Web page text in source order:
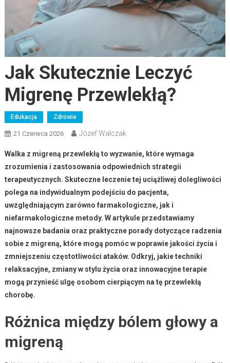
Jak Skutecznie Leczyć
Migrenę Przewlekłą?
Edukacja Zdrowie
21 Czerwca 2026 Józef Walczak
Walka z migreną przewlekłą to wyzwanie, które wymaga
zrozumienia i zastosowania odpowiednich strategii
terapeutycznych. Skuteczne leczenie tej uciążliwej dolegliwości
polega na indywidualnym podejściu do pacjenta,
uwzględniającym zarówno farmakologiczne, jak i
niefarmakologiczne metody. W artykule przedstawiamy
najnowsze badania oraz praktyczne porady dotyczące radzenia
sobie z migreną, które mogą pomóc w poprawie jakości życia i
zmniejszeniu częstotliwości ataków. Odkryj, jakie techniki
relaksacyjne, zmiany w stylu życia oraz innowacyjne terapie
mogą przynieść ulgę osobom cierpiącym na tę przewlekłą
chorobę.
Różnica między bólem głowy a
migreną